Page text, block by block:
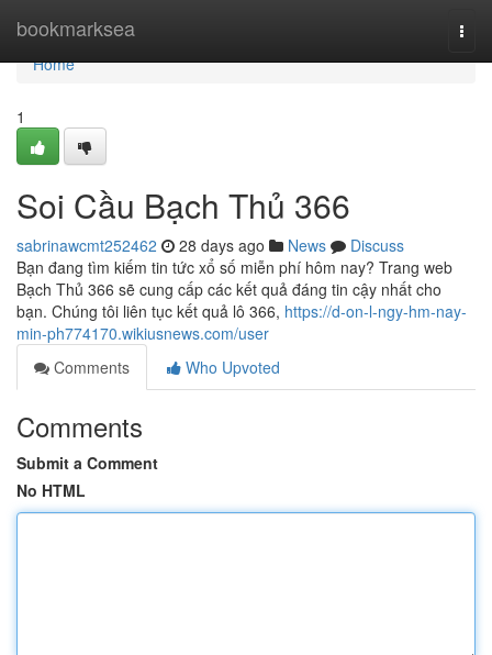
bookmarksea
Home
Home
1
Soi Cầu Bạch Thủ 366
sabrinawcmt252462 28 days ago News
Discuss
Bạn đang tìm kiếm tin tức xổ số miễn phí hôm nay? Trang web
Bạch Thủ 366 sẽ cung cấp các kết quả đáng tin cậy nhất cho
bạn. Chúng tôi liên tục kết quả lô 366, https://d-on-l-ngy-hm-nay-
min-ph774170.wikiusnews.com/user
Comments
Who Upvoted
Comments
Submit a Comment
No HTML